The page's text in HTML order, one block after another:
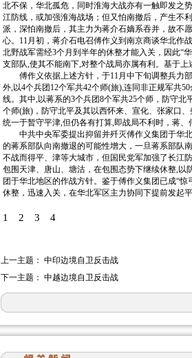
北不保，华北孤危，同时淮海大战亦有一触即发之
江防线，或加强淮海战场；但又怕南撤后，产生不
派，深怕南撤后，其主力为蒋介石嫡系吞并，故不
心。11月初，蒋介石电召傅作义到南京商谈华北作
北野战军需经3个月到半年的休整才能入关，因此“
支部队,使其不能南下,对整个战局亦属有利。基于
傅作义依据上述方针，于11月中下旬调整兵力部
外,以4个兵团12个军共42个师(旅),连同非正规军共
线。其中,以蒋系的3个兵团8个军共25个师，防守
个师(旅)，防守北平及其以西怀来、宣化、张家口
统一于暂守平津,但仍各有打算,即战局不利时，蒋
中共中央军委提出抑留并歼灭傅作义集团于华北
的蒋系部队向南撤退的可能性增大，一旦蒋系部队
不战而得平、津等大城市，但国民党军加强了长江
包围天津、唐山、塘沽，在包围态势下继续休整,以
团于华北地区的作战方针。鉴于傅作义集团已成“
休整，迅速入关，在华北军区主力协同下提前发起
1 2 3 4
上一主题： 中印边境自卫反击战
下一主题： 中越边境自卫反击战